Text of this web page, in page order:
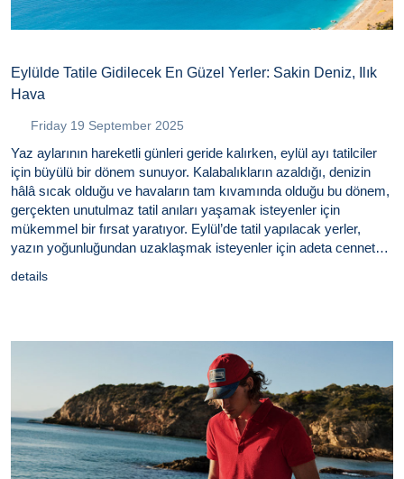
Eylülde Tatile Gidilecek En Güzel Yerler: Sakin Deniz, Ilık
Hava
Friday 19 September 2025
Yaz aylarının hareketli günleri geride kalırken, eylül ayı tatilciler
için büyülü bir dönem sunuyor. Kalabalıkların azaldığı, denizin
hâlâ sıcak olduğu ve havaların tam kıvamında olduğu bu dönem,
gerçekten unutulmaz tatil anıları yaşamak isteyenler için
mükemmel bir fırsat yaratıyor. Eylül’de tatil yapılacak yerler,
yazın yoğunluğundan uzaklaşmak isteyenler için adeta cennet
dönemde hem daha uygun fiyatlı hem de çok daha huzurlu bir
details